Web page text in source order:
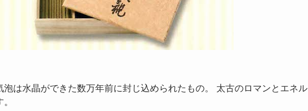
泡は水晶ができた数万年前に封じ込められたもの。 太古のロマンとエネル